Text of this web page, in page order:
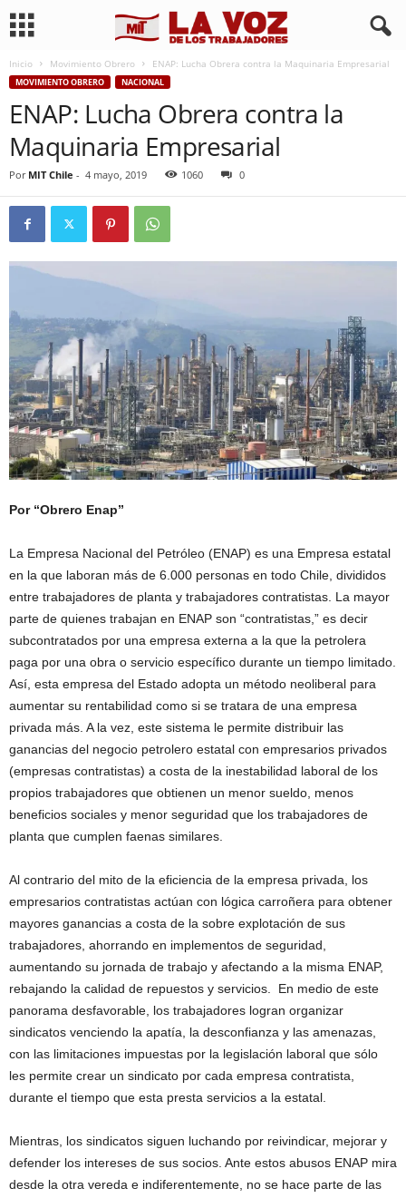
Inicio Movimiento Obrero ENAP: Lucha Obrera contra la Maquinaria Empresarial
MOVIMIENTO OBRERO NACIONAL
ENAP: Lucha Obrera contra la
Maquinaria Empresarial
Por MIT Chile - 4 mayo, 2019 1060 0
Por “Obrero Enap”
La Empresa Nacional del Petróleo (ENAP) es una Empresa estatal
en la que laboran más de 6.000 personas en todo Chile, divididos
entre trabajadores de planta y trabajadores contratistas. La mayor
parte de quienes trabajan en ENAP son “contratistas,” es decir
subcontratados por una empresa externa a la que la petrolera
paga por una obra o servicio específico durante un tiempo limitado.
Así, esta empresa del Estado adopta un método neoliberal para
aumentar su rentabilidad como si se tratara de una empresa
privada más. A la vez, este sistema le permite distribuir las
ganancias del negocio petrolero estatal con empresarios privados
(empresas contratistas) a costa de la inestabilidad laboral de los
propios trabajadores que obtienen un menor sueldo, menos
beneficios sociales y menor seguridad que los trabajadores de
planta que cumplen faenas similares.
Al contrario del mito de la eficiencia de la empresa privada, los
empresarios contratistas actúan con lógica carroñera para obtener
mayores ganancias a costa de la sobre explotación de sus
trabajadores, ahorrando en implementos de seguridad,
aumentando su jornada de trabajo y afectando a la misma ENAP,
rebajando la calidad de repuestos y servicios. En medio de este
panorama desfavorable, los trabajadores logran organizar
sindicatos venciendo la apatía, la desconfianza y las amenazas,
con las limitaciones impuestas por la legislación laboral que sólo
les permite crear un sindicato por cada empresa contratista,
durante el tiempo que esta presta servicios a la estatal.
Mientras, los sindicatos siguen luchando por reivindicar, mejorar y
defender los intereses de sus socios. Ante estos abusos ENAP mira
desde la otra vereda e indiferentemente, no se hace parte de las